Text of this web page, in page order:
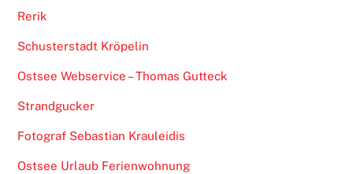
Rerik
Schusterstadt Kröpelin
Ostsee Webservice – Thomas Gutteck
Strandgucker
Fotograf Sebastian Krauleidis
Ostsee Urlaub Ferienwohnung